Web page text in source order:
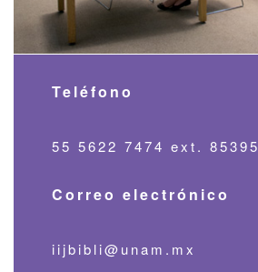
Teléfono
55 5622 7474 ext. 85395
Correo electrónico
iijbibli@unam.mx